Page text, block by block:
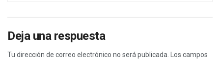
Deja una respuesta
Tu dirección de correo electrónico no será publicada.
Los campos